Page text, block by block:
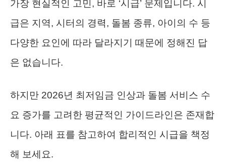
가장 현실적인 고민, 바로 ‘시급’ 문제입니다. 시
급은 지역, 시터의 경력, 돌봄 종류, 아이의 수 등
다양한 요인에 따라 달라지기 때문에 정해진 답
은 없습니다.
하지만 2026년 최저임금 인상과 돌봄 서비스 수
요 증가를 고려한 평균적인 가이드라인은 존재합
니다. 아래 표를 참고하여 합리적인 시급을 책정
해 보세요.